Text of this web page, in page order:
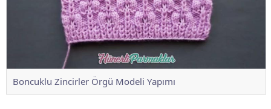
Boncuklu Zincirler Örgü Modeli Yapımı